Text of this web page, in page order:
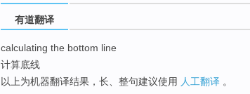
有道翻译
calculating the bottom line
计算底线
以上为机器翻译结果，长、整句建议使用 人工翻译 。